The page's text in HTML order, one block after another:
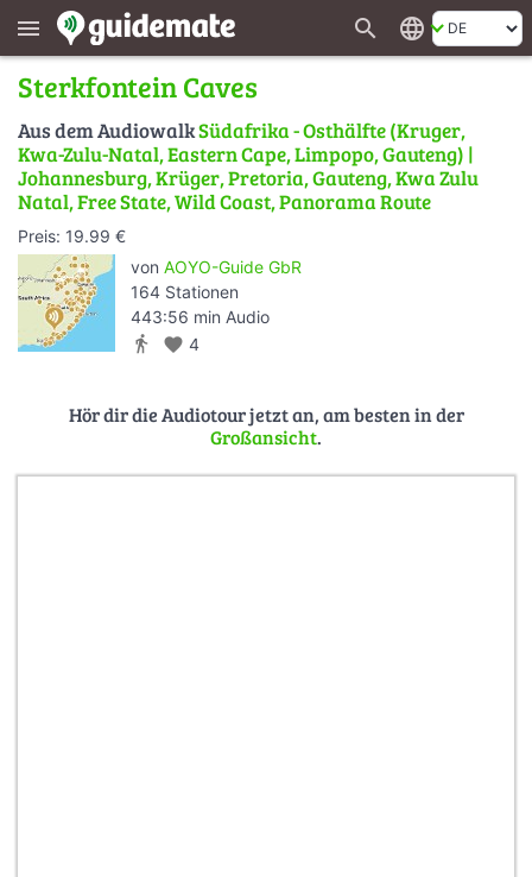
menu search language
Sterkfontein Caves
Aus dem AudiowalkSüdafrika - Osthälfte (Kruger,
Kwa-Zulu-Natal, Eastern Cape, Limpopo, Gauteng) |
Johannesburg, Krüger, Pretoria, Gauteng, Kwa Zulu
Natal, Free State, Wild Coast, Panorama Route
Preis: 19.99 €
von AOYO-Guide GbR
164 Stationen
443:56 min Audio
directions_walk favorite 4
Hör dir die Audiotour jetzt an, am besten in der
Großansicht.